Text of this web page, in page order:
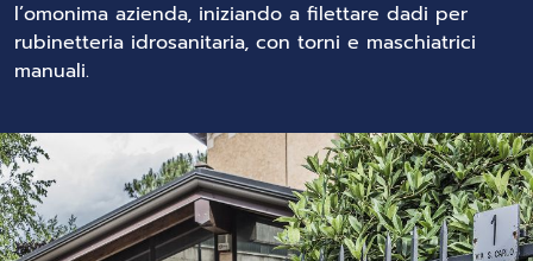
l’omonima azienda, iniziando a filettare dadi per
rubinetteria idrosanitaria, con torni e maschiatrici
manuali.